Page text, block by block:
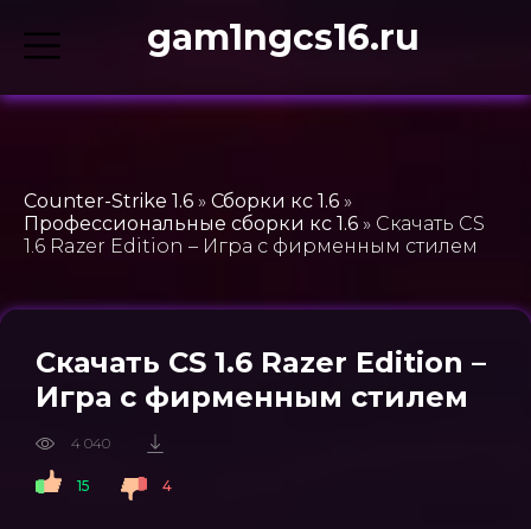
gam1ngcs16.ru
Counter-Strike 1.6 » Сборки кс 1.6 »
Профессиональные сборки кс 1.6 » Скачать CS
1.6 Razer Edition – Игра с фирменным стилем
Скачать CS 1.6 Razer Edition –
Игра с фирменным стилем
4 040
15 4